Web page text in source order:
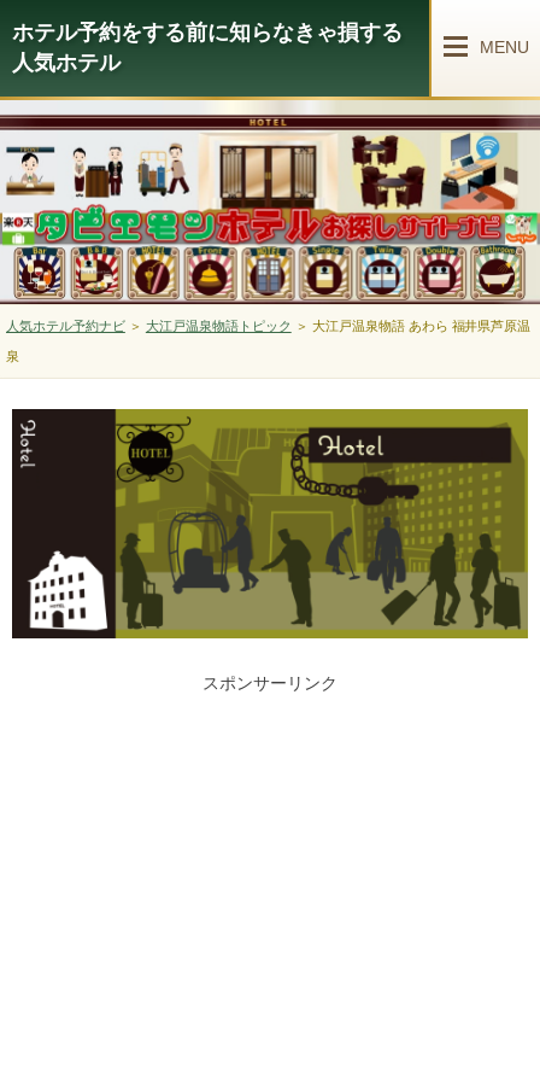
ホテル予約をする前に知らなきゃ損する
人気ホテル
MENU
人気ホテル予約ナビ＞ 大江戸温泉物語トピック ＞ 大江戸温泉物語 あわら 福井県芦原温
泉
スポンサーリンク